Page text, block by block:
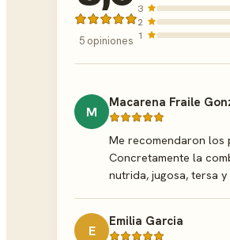
5 opiniones
3
2
1
M
Macarena Fraile
Me recomendaron los
Concretamente la
nutrida, jugosa, tersa
E
Emilia Garcia